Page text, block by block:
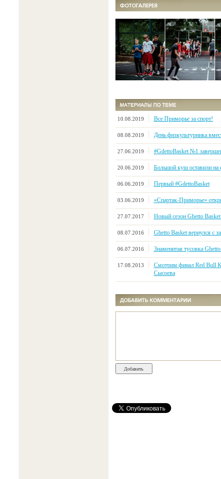
10.08.2019 Все Приморье за спорт!
08.08.2019 День физкультурника
27.06.2019 #GdettoBasket №1
20.06.2019 Большой куш оставили на
06.06.2019 Первый #GdettoBasket
03.06.2019 «Спартак-Приморье»
27.07.2017 Новый сезон Ghetto Basket
08.07.2016 Ghetto Basket вернулся с
06.07.2016 Знаменитая тусовка
17.08.2013
Смотрим финал Red Bull
Сысоева